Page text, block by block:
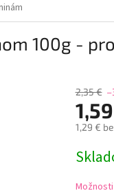
100g -
2,35 €
1,29 €
cena: